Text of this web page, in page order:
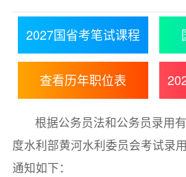
2027国省考笔试课程
查看历年职位表
根据公务员法和公务员录用
度水利部黄河水利委员会考试录
通知如下：